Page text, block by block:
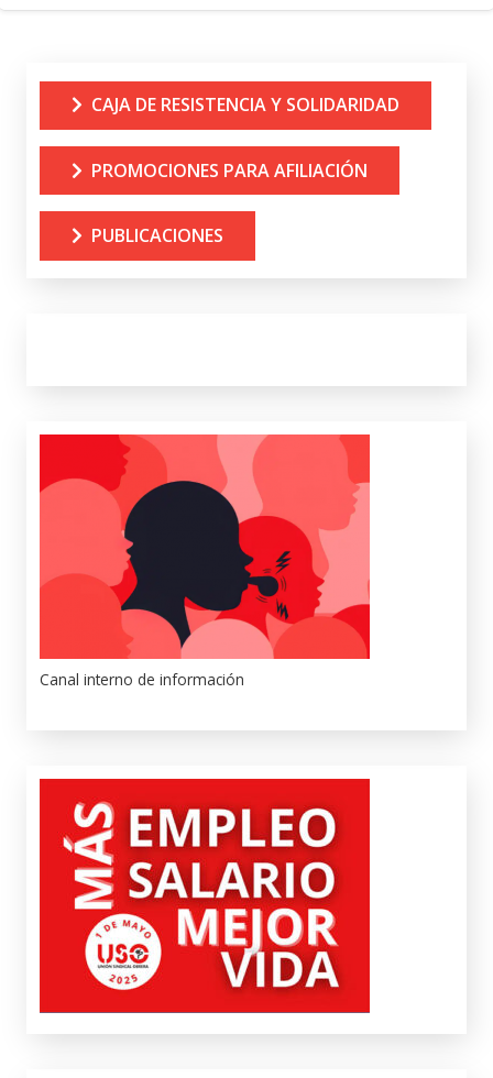
CAJA DE RESISTENCIA Y SOLIDARIDAD
PROMOCIONES PARA AFILIACIÓN
PUBLICACIONES
Canal interno de información